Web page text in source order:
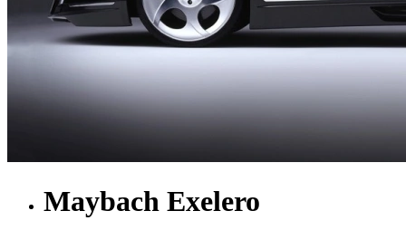
Maybach Exelero